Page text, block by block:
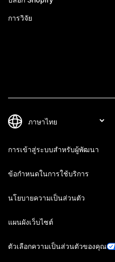
การวิจัย
การเข้าสู่ระบบสำหรับผู้พัฒนา
ข้อกำหนดในการใช้บริการ
นโยบายความเป็นส่วนตัว
แผนผังเว็บไซต์
ตัวเลือกความเป็นส่วนตัวของคุณ